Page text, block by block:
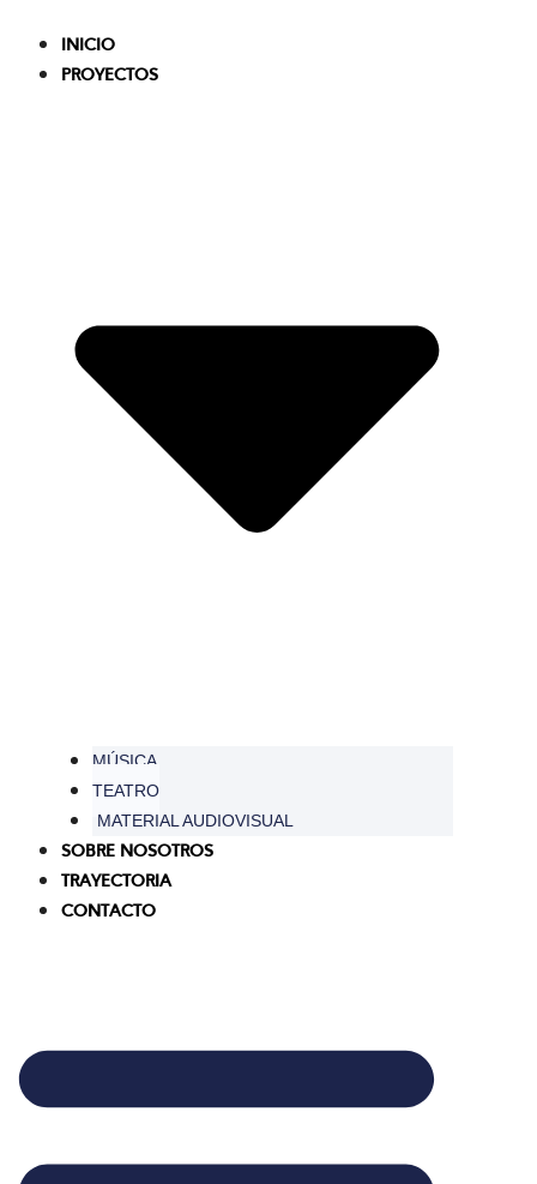
content
INICIO
PROYECTOS
MÚSICA
TEATRO
MATERIAL AUDIOVISUAL
SOBRE NOSOTROS
TRAYECTORIA
CONTACTO